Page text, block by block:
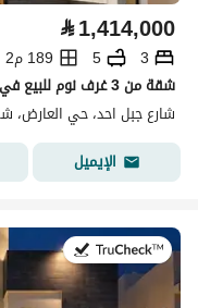
⃁1,414,000
3
5
189 م2
شقة من 3 غرف نوم للبيع في العريض، الرياض
شارع جبل احد، حي العارض،
الإيميل
في:4 أغسطس 2026